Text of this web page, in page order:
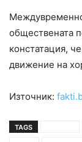
обществената
констатация,
движение на
Източник:
TAGS